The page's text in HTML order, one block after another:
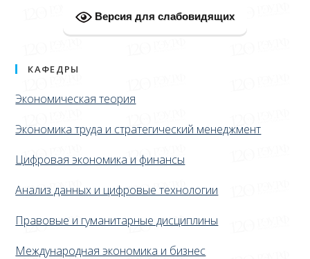
Версия для слабовидящих
КАФЕДРЫ
Экономическая теория
Экономика труда и стратегический менеджмент
Цифровая экономика и финансы
Анализ данных и цифровые технологии
Правовые и гуманитарные дисциплины
Международная экономика и бизнес